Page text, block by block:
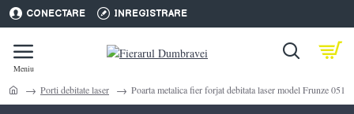
CONECTARE INREGISTRARE
Porti debitate laser Poarta metalica fier forjat debitata laser model Frunze 051